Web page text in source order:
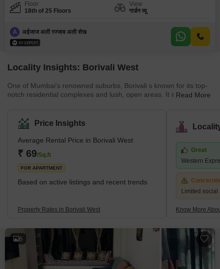
Floor
18th of 25 Floors
View
गार्डन व्यू
A अईजाज अली रज्जाब अली शेख
Locality Insights: Borivali West
One of Mumbai's renowned suburbs, Borivali s known for its top-
notch residential complexes and lush, open areas. It is situated in
population of approximately 1 million. The earliest traces of
Borivali West date to the British era, when it was a collection of
minor towns. Since then, it has grown quickly and is recognised
Read More
Price Insights
Average Rental Price in Borivali West
₹ 69/Sq.ft
FOR APARTMENT
Based on active listings and recent trends
Property Rates in Borivali West
Great
Western
Limited
Know More
6